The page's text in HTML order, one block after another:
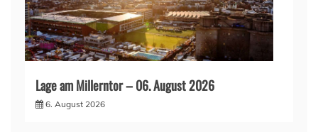
Lage am Millerntor – 06. August 2026
6. August 2026